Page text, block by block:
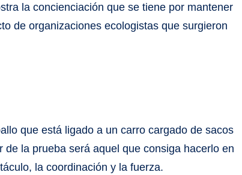
la concienciación que se tiene por mantener
de organizaciones ecologistas que surgieron
que está ligado a un carro cargado de sacos
la prueba será aquel que consiga hacerlo en
la coordinación y la fuerza.